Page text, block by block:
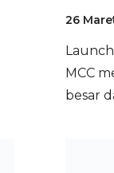
26
MCC
besar